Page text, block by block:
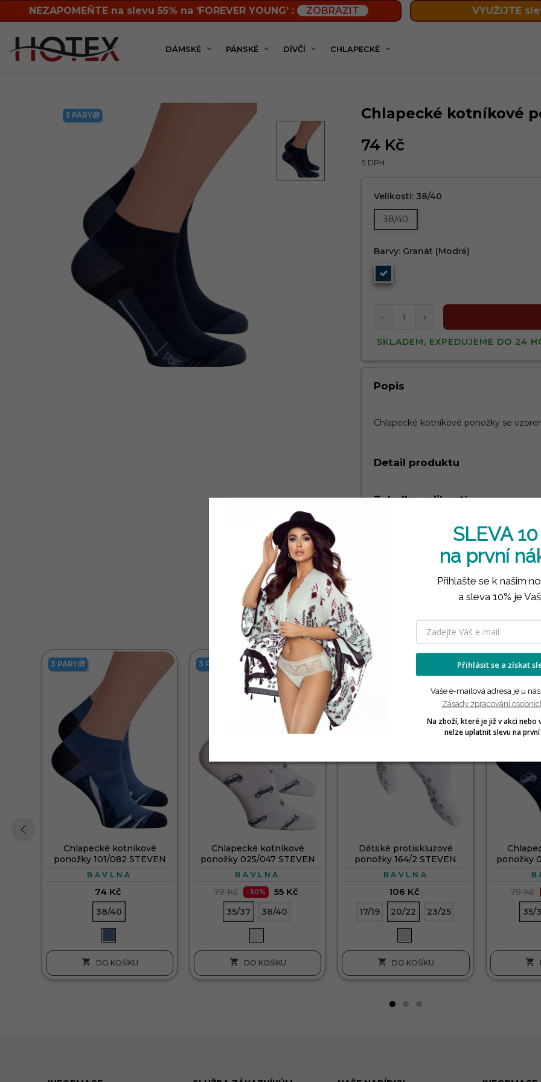
NEZAPOMEŇTE na slevu 55% na 'FOREVER YOUNG' : ZOBRAZIT VYUŽIJTE
DÁMSKÉ PÁNSKÉ DÍVČÍ CHLAPECKÉ
Chlapecká kolekce
3 PÁRY🎁 Chlapecké kotníkové
74 Kč
S DPH
Velikosti: 38/40
38/40
Barvy: Granát (modrá)
SKLADEM, EXPEDUJEME DO 24
Popis
Chlapecké kotníkové ponožky se
Detail produktu
Tabulka velikostí
Kdy dostanu zboží?
PRODUKTY VE STEJNÉ KATEGORII
( 12 náhodně vybraných produktů ve stejné kategorii )
3 PÁRY🎁
Chlapecké kotníkové
ponožky 101/082 STEVEN
BAVLNA
74 Kč
38/40
 DO KOŠÍKU
3 PÁRY🎁
Chlapecké kotníkové
ponožky 025/047 STEVEN
BAVLNA
79 Kč -30% 55 Kč
35/37 38/40
 DO KOŠÍKU
3 PÁRY🎁
Dětské protiskluzové
ponožky 164/2 STEVEN
BAVLNA
106 Kč
17/19 20/22 23/25
 DO KOŠÍKU
3 PÁRY🎁
ponožky
79 Kč
35/

SLEVA 10
na první
Přihlašte se k našim
a sleva 10% je
Přihlásit se a získat
Vaše e-mailová adresa je u
Zásady zpracování
Na zboží, které je již v akci nebo
nelze uplatnit slevu na první